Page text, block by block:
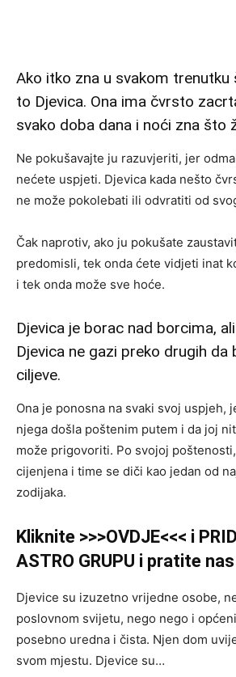
Ako itko zna u svakom trenutku
to Djevica. Ona ima čvrsto
svako doba dana i noći zna što
Ne pokušavajte ju razuvjeriti, jer
nećete uspjeti. Djevica kada nešto
ne može pokolebati ili odvratiti od
Čak naprotiv, ako ju pokušate
predomisli, tek onda ćete vidjeti inat
i tek onda može sve hoće.
Djevica je borac nad borcima,
Djevica ne gazi preko drugih da
ciljeve.
Ona je ponosna na svaki svoj uspjeh,
njega došla poštenim putem i da joj
može prigovoriti. Po svojoj
cijenjena i time se diči kao jedan od
zodijaka.
Kliknite >>>OVDJE<<< i
ASTRO GRUPU i pratite
Djevice su izuzetno vrijedne osobe,
poslovnom svijetu, nego nego i
posebno uredna i čista. Njen dom
svom mjestu. Djevice su…